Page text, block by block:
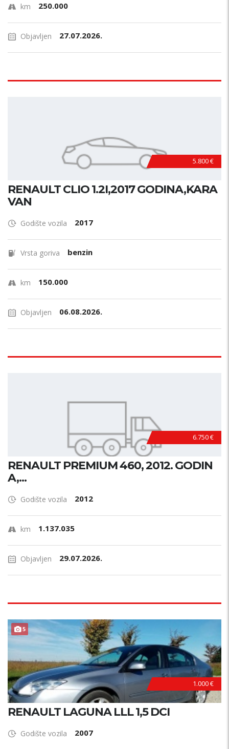
km 250.000
Objavljen 27.07.2026.
5.800 €
RENAULT CLIO 1.2I,2017 GODINA,KARA
VAN
Godište vozila 2017
Vrsta goriva benzin
km 150.000
Objavljen 06.08.2026.
6.750 €
RENAULT PREMIUM 460, 2012. GODIN
A,...
Godište vozila 2012
km 1.137.035
Objavljen 29.07.2026.
5
1.000 €
RENAULT LAGUNA LLL 1,5 DCI
Godište vozila 2007